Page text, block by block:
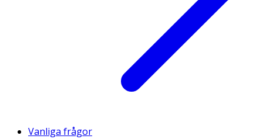
Vanliga frågor